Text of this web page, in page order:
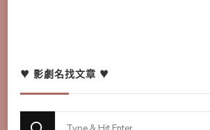
♥ 影劇名找文章 ♥